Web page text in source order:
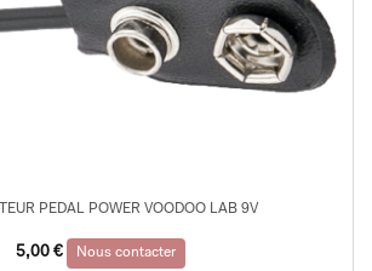
PEDAL POWER VOODOO LAB 9V
5,00 € Nous contacter